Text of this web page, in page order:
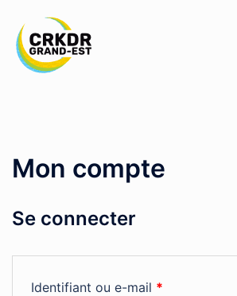
contenu
Mon compte
Se connecter
Identifiant ou e-mail *